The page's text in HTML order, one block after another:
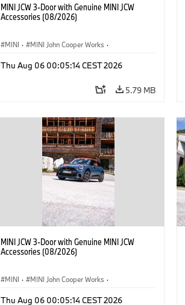
MINI JCW 3-Door with Genuine MINI JCW
Accessories (08/2026)
MINI · MINI John Cooper Works ·
Optional Extras, Accessories
Thu Aug 06 00:05:14 CEST 2026
5.79 MB
MINI JCW 3-Door with Genuine MINI JCW
Accessories (08/2026)
MINI · MINI John Cooper Works ·
Thu Aug 06 00:05:14 CEST 2026